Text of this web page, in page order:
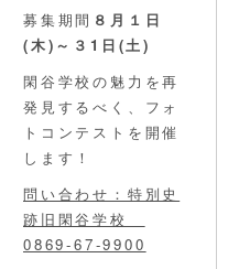
募集期間 ８月１日
(木)～３1日(土)
閑谷学校の魅力を再
発見するべく、フォ
トコンテストを開催
します！
問い合わせ：特別史
跡旧閑谷学校
0869-67-9900